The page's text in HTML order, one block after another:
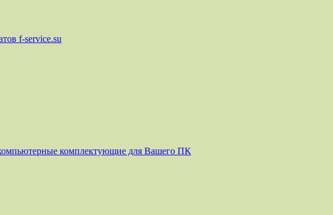
f-service.su
комплектующие для Вашего ПК